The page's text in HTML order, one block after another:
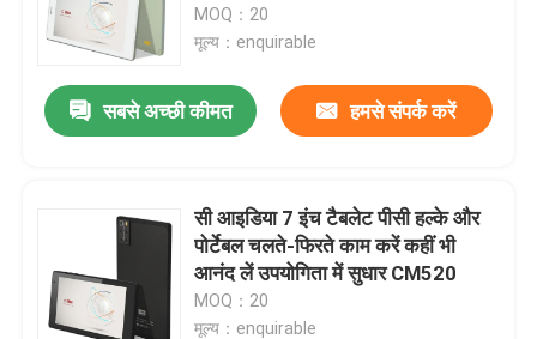
टच सीएम520
MOQ：20
मूल्य：enquirable
सबसे अच्छी कीमत हमसे संपर्क करें
सी आइडिया 7 इंच टैबलेट पीसी हल्के और
पोर्टेबल चलते-फिरते काम करें कहीं भी
आनंद लें उपयोगिता में सुधार CM520
MOQ：20
मूल्य：enquirable